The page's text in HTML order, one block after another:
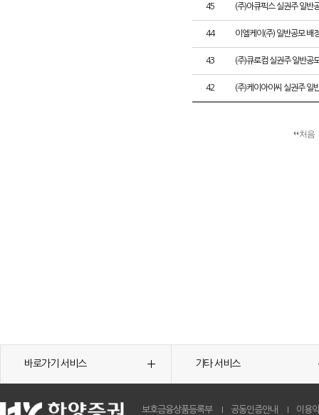
45 (주)아큐픽스 실권주 일반
44 이엘케이(주) 일반공모 배
43 (주)큐로컴 실권주 일반공
42 (주)케이아이씨 실권주 일
처음
바로가기 서비스 기타 서비스
보호금융상품등록부 공동인증안내 이용